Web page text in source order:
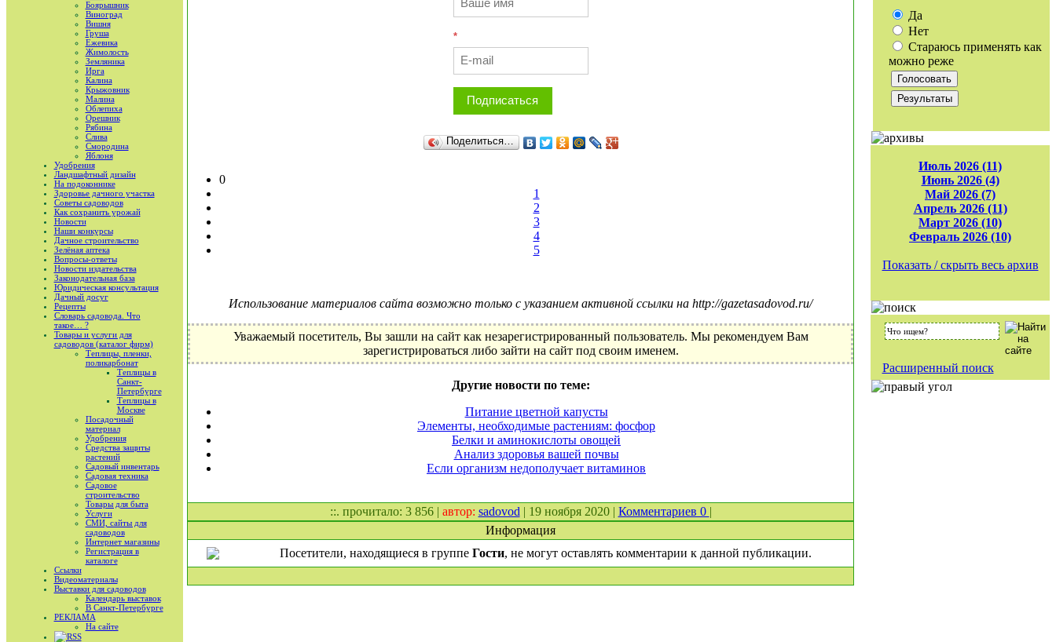
Боярышник
Виноград
Вишня
Груша
Ежевика
Жимолость
Земляника
Ирга
Калина
Крыжовник
Малина
Облепиха
Орешник
Рябина
Слива
Смородина
Яблоня
Удобрения
Ландшафтный дизайн
На подоконнике
Здоровье дачного участка
Советы садоводов
Как сохранить урожай
Новости
Наши конкурсы
Дачное строительство
Зелёная аптека
Вопросы-ответы
Новости издательства
Законодательная база
Юридическая консультация
Дачный досуг
Рецепты
Словарь садовода. Что
такое… ?
Товары и услуги для
садоводов (каталог фирм)
Теплицы, пленки,
поликарбонат
Теплицы в
Санкт-
Петербурге
Теплицы в
Москве
Посадочный
материал
Удобрения
Средства защиты
растений
Садовый инвентарь
Садовая техника
Садовое
строительство
Товары для быта
Услуги
СМИ, сайты для
садоводов
Интернет магазины
Регистрация в
каталоге
Ссылки
Видеоматериалы
Выставки для садоводов
Календарь выставок
В Санкт-Петербурге
РЕКЛАМА
На сайте
RSS
*
Подписаться
Поделиться…
0
1
2
3
4
5
Использование материалов сайта возможно только с указанием активной ссылки на http://gazetasadovod.ru/
Уважаемый посетитель, Вы зашли на сайт как незарегистрированный пользователь. Мы рекомендуем Вам
зарегистрироваться либо зайти на сайт под своим именем.
Другие новости по теме:
Питание цветной капусты
Элементы, необходимые растениям: фосфор
Белки и аминокислоты овощей
Анализ здоровья вашей почвы
Если организм недополучает витаминов
::. прочитало: 3 856 | автор: sadovod | 19 ноября 2020 | Комментариев 0 |
Информация
Посетители, находящиеся в группе Гости, не могут оставлять комментарии к данной публикации.
Да
Нет
Стараюсь применять как
можно реже
Июль 2026 (11)
Июнь 2026 (4)
Май 2026 (7)
Апрель 2026 (11)
Март 2026 (10)
Февраль 2026 (10)
Показать / скрыть весь архив
Расширенный поиск